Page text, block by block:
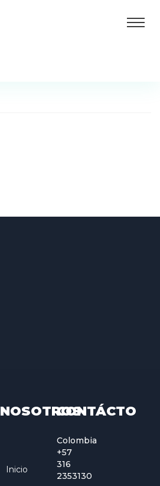
NOSOTROS
Inicio
CONTÁCTO
Colombia
+57
316
2353130